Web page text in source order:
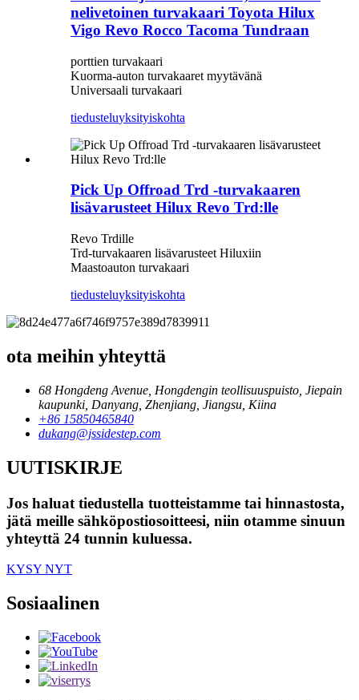
nelivetoinen turvakaari Toyota Hilux
Vigo Revo Rocco Tacoma Tundraan
porttien turvakaari
Kuorma-auton turvakaaret myytävänä
Universaali turvakaari
tiedusteluyksityiskohta
Pick Up Offroad Trd -turvakaaren
lisävarusteet Hilux Revo Trd:lle
Revo Trdille
Trd-turvakaaren lisävarusteet Hiluxiin
Maastoauton turvakaari
tiedusteluyksityiskohta
ota meihin yhteyttä
68 Hongdeng Avenue, Hongdengin teollisuuspuisto, Jiepain
kaupunki, Danyang, Zhenjiang, Jiangsu, Kiina
+86 15850465840
dukang@jssidestep.com
UUTISKIRJE
Jos haluat tiedustella tuotteistamme tai hinnastosta,
jätä meille sähköpostiosoitteesi, niin otamme sinuun
yhteyttä 24 tunnin kuluessa.
KYSY NYT
Sosiaalinen